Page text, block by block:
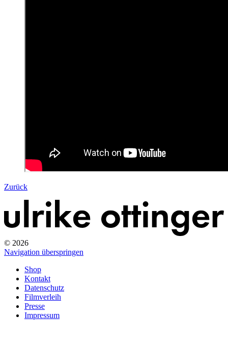
Zurück
© 2026
Navigation überspringen
Shop
Kontakt
Datenschutz
Filmverleih
Presse
Impressum